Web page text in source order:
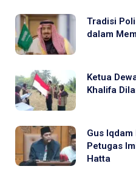
Tradisi
dalam
Ketua
Khalifa
Gus
Petugas
Hatta